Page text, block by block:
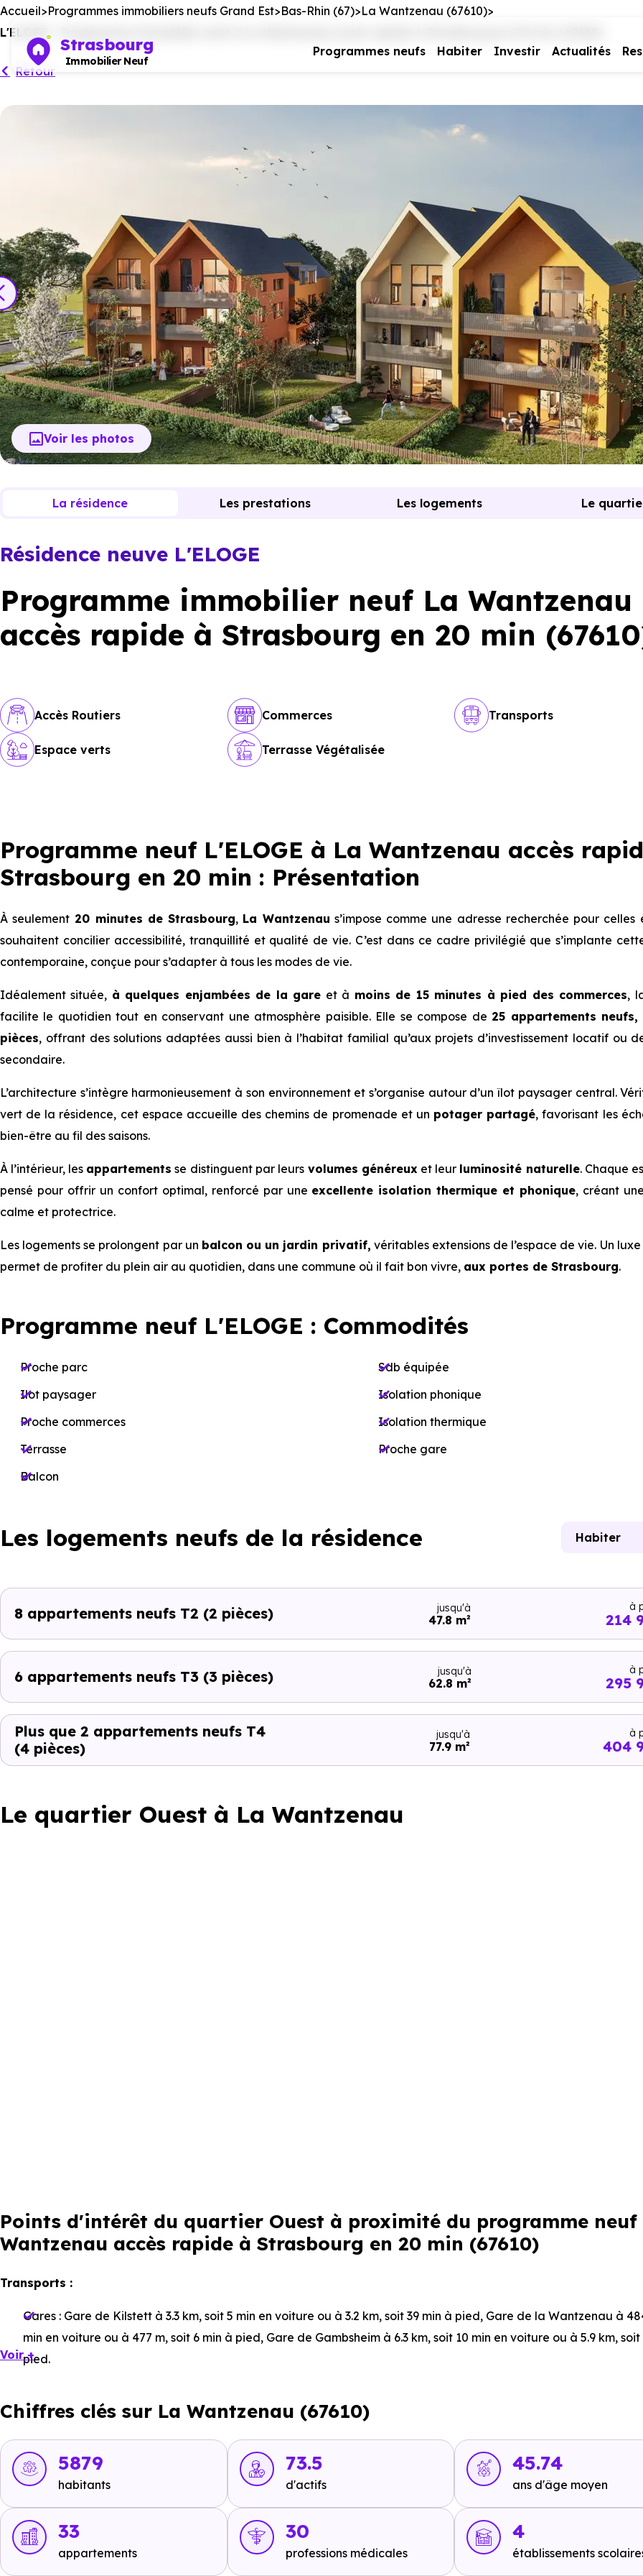
Strasbourg
Immobilier Neuf
Programmes neufs Habiter Investir Actualités
Accueil Programmes immobiliers neufs Grand Est Bas-Rhin (67) La Wantzenau (67610)
L'ELOGE - Programme immobilier neuf à La Wantzenau accès rapide à Strasbourg en 20 min (67610)
Retour
Voir les photos
Ce programme vous intéresse
Nous contacter
Résidence neuve L'ELOGE
Programme immobilier neuf La Wantzenau
accès rapide à Strasbourg en 20 min
Accès Routiers Commerces Transports
Espace verts Terrasse Végétalisée
La résidence Les prestations Les logements Le
Programme neuf L'ELOGE à La Wantzenau accès
Strasbourg en 20 min : Présentation
À seulement 20 minutes de Strasbourg, La Wantzenau s’impose comme une adresse recherchée pour
souhaitent concilier accessibilité, tranquillité et qualité de vie. C’est dans ce cadre privilégié que s’implante
contemporaine, conçue pour s’adapter à tous les modes de vie.
Idéalement située, à quelques enjambées de la gare et à moins de 15 minutes à pied des commerces,
facilite le quotidien tout en conservant une atmosphère paisible. Elle se compose de 25 appartements
pièces, offrant des solutions adaptées aussi bien à l’habitat familial qu’aux projets d’investissement locatif ou
secondaire.
L’architecture s’intègre harmonieusement à son environnement et s’organise autour d’un îlot paysager central.
vert de la résidence, cet espace accueille des chemins de promenade et un potager partagé, favorisant les
bien-être au fil des saisons.
À l’intérieur, les appartements se distinguent par leursvolumes généreux et leur luminosité naturelle. Chaque
pensé pour offrir un confort optimal, renforcé par une excellente isolation thermique et phonique, créant
calme et protectrice.
Les logements se prolongent par un balcon ou un jardin privatif, véritables extensions de l’espace de vie. Un
permet de profiter du plein air au quotidien, dans une commune où il fait bon vivre, aux portes de Strasbourg.
Programme neuf L'ELOGE : Commodités
Proche parc
Ilot paysager
Proche commerces
Terrasse
Balcon
Sdb équipée
Isolation phonique
Isolation thermique
Proche gare
Les logements neufs de la résidence Habiter
8 appartements neufs T2 (2 pièces) jusqu'à
47.8 m²
à
214
6 appartements neufs T3 (3 pièces) jusqu'à
62.8 m²
à
295
Plus que 2 appartements neufs T4
(4 pièces)
jusqu'à
77.9 m²
à
404
Le quartier Ouest à La Wantzenau
Points d'intérêt du quartier Ouest à proximité du programme neuf
Wantzenau accès rapide à Strasbourg en 20 min (67610)
Transports :
Gares : Gare de Kilstett à 3.3 km, soit 5 min en voiture ou à 3.2 km, soit 39 min à pied, Gare de la Wantzenau à
min en voiture ou à 477 m, soit 6 min à pied, Gare de Gambsheim à 6.3 km, soit 10 min en voiture ou à 5.9 km, soit
pied.
1 min en voiture ou à 460 m, soit 6 min à pied.
Gaulleà 7.9 km, soit 11 min en voiture ou à 7.3 km, soit 1h 27 min à pied Ligne B : Le Ried
à 8.5 km, soit 12 min
à 7.1 km, soit 1h 25 min à pied
Métro :non disponible.
RER :
non disponible
Autoroutes : A35 - Gambsheim - Weyersheim Sortie 51à 7.3 km, soit 8 min en voiture ou à 8.1 km, soit 1h 37 min à
Voir +
Chiffres clés sur La Wantzenau (67610)
5879
habitants
73.5
d'actifs
45.74
ans d'âge moyen
33
appartements
30
professions médicales
4
établissements